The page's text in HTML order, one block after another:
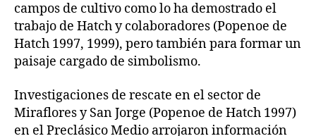
campos de cultivo como lo ha demostrado el
trabajo de Hatch y colaboradores (Popenoe de
Hatch 1997, 1999), pero también para formar un
paisaje cargado de simbolismo.
Investigaciones de rescate en el sector de
Miraflores y San Jorge (Popenoe de Hatch 1997)
en el Preclásico Medio arrojaron información